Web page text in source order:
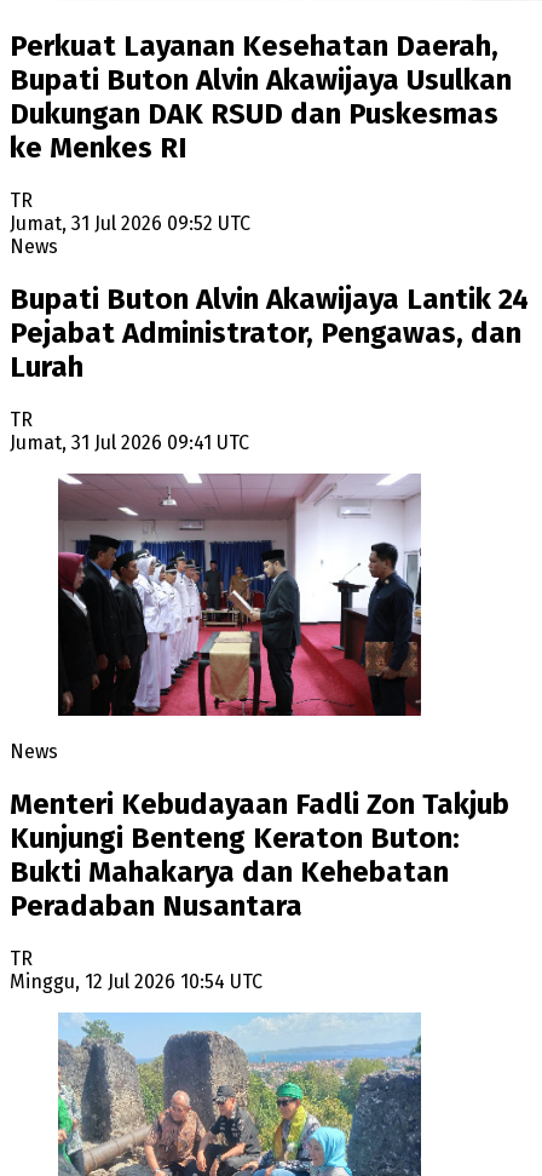
Perkuat Layanan Kesehatan Daerah,
Bupati Buton Alvin Akawijaya Usulkan
Dukungan DAK RSUD dan Puskesmas
ke Menkes RI
TR
Jumat, 31 Jul 2026 09:52 UTC
News
Bupati Buton Alvin Akawijaya Lantik 24
Pejabat Administrator, Pengawas, dan
Lurah
TR
Jumat, 31 Jul 2026 09:41 UTC
News
Menteri Kebudayaan Fadli Zon Takjub
Kunjungi Benteng Keraton Buton:
Bukti Mahakarya dan Kehebatan
Peradaban Nusantara
TR
Minggu, 12 Jul 2026 10:54 UTC